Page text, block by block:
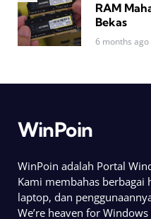
RAM
Bekas
6 months ago
WinPoin
WinPoin adalah Portal
Kami membahas berbagai
laptop, dan
We’re heaven for Windows